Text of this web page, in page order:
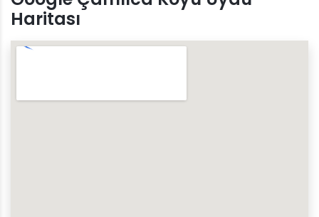
Haritası